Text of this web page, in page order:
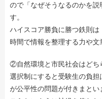
ので「なぜそうなるのかを
す。
ハイスコア勝負に勝つ鉄則
時間で情報を整理する力や文
②自然環境と市民社会はどち
選択制にすると受験生の負
が公平性の問題が付きまと